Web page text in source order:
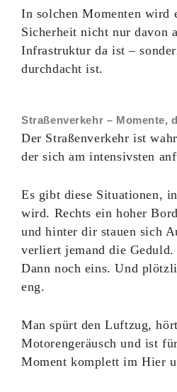
In solchen Momenten wird
Sicherheit nicht nur davon
Infrastruktur da ist –
durchdacht ist.
Straßenverkehr – Momente,
Der Straßenverkehr ist
der sich am intensivsten
Es gibt diese Situationen,
wird. Rechts ein hoher
und hinter dir stauen sich
verliert jemand die
Dann noch eins. Und
eng.
Man spürt den Luftzug,
Motorengeräusch und ist
Moment komplett im Hier